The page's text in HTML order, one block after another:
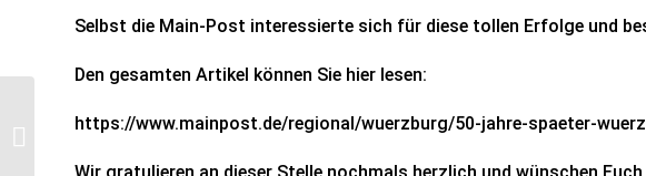
Selbst die Main-Post interessierte sich für diese tollen Erfolge und
Den gesamten Artikel können Sie hier lesen:
https://www.mainpost.de/regional/wuerzburg/50-jahre-spaeter-
Maßnahmen zum